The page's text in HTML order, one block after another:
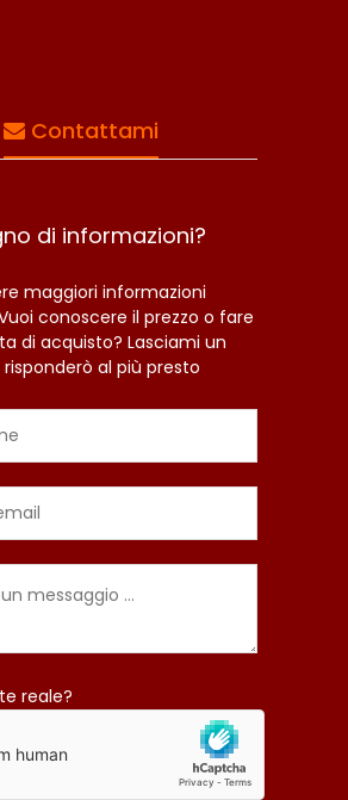
Contattami
di informazioni?
maggiori informazioni
conoscere il prezzo o fare
di acquisto? Lasciami un
al più presto
reale?